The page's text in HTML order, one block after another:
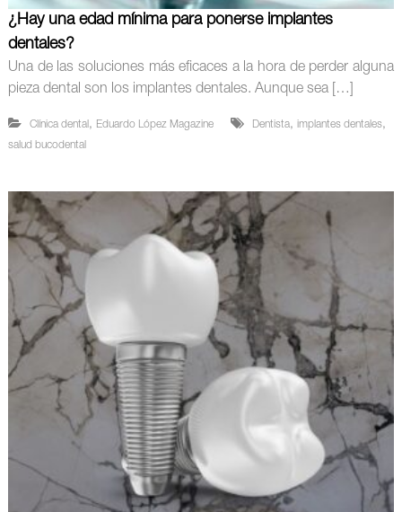
¿Hay una edad mínima para ponerse implantes
dentales?
Una de las soluciones más eficaces a la hora de perder alguna
pieza dental son los implantes dentales. Aunque sea […]
Clínica dental, Eduardo López Magazine Dentista, implantes dentales,
salud bucodental